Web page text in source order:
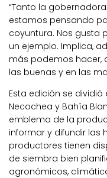
“Tanto la
estamos pensando
coyuntura. Nos gusta
un ejemplo. Implica,
más podemos hacer,
las buenas y en las
Esta edición se dividió
Necochea y Bahía
emblema de la
informar y difundir las
productores tienen
de siembra bien
agronómicos,